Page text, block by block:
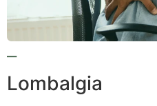
Lombalgia